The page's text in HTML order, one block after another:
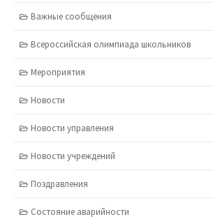
Важные сообщения
Всероссийская олимпиада школьников
Мероприятия
Новости
Новости управления
Новости учреждений
Поздравления
Состояние аварийности